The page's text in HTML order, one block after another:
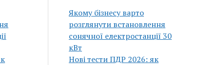
Якому бізнесу варто
розглянути встановлення
сонячної електростанції 30
кВт
Нові тести ПДР 2026: як